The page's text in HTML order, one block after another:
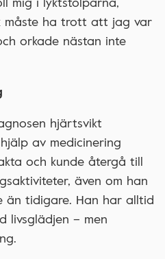
måste ha trott att jag var
orkade nästan inte
hjärtsvikt
av medicinering
och kunde återgå till
även om han
än tidigare. Han har alltid
livsglädjen – men